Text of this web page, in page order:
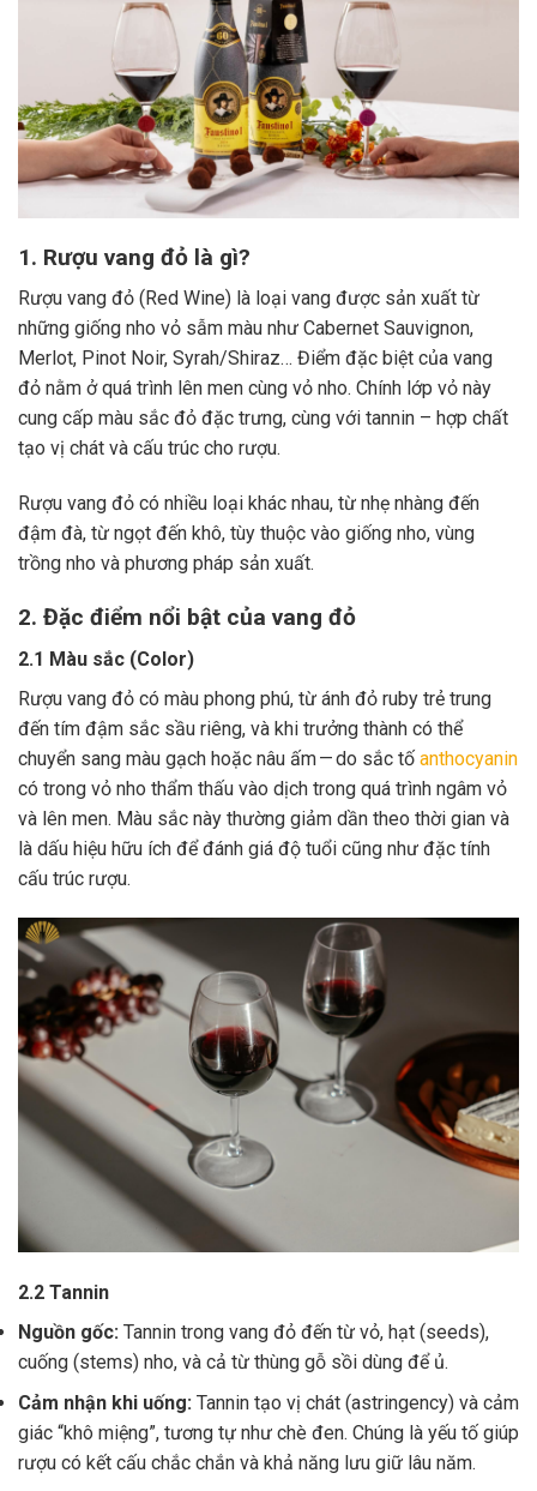
1. Rượu vang đỏ là gì?
Rượu vang đỏ (Red Wine) là loại vang được sản xuất từ
những giống nho vỏ sẫm màu như Cabernet Sauvignon,
Merlot, Pinot Noir, Syrah/Shiraz… Điểm đặc biệt của vang
đỏ nằm ở quá trình lên men cùng vỏ nho. Chính lớp vỏ này
cung cấp màu sắc đỏ đặc trưng, cùng với tannin – hợp chất
tạo vị chát và cấu trúc cho rượu.
Rượu vang đỏ có nhiều loại khác nhau, từ nhẹ nhàng đến
đậm đà, từ ngọt đến khô, tùy thuộc vào giống nho, vùng
trồng nho và phương pháp sản xuất.
2. Đặc điểm nổi bật của vang đỏ
2.1 Màu sắc (Color)
Rượu vang đỏ có màu phong phú, từ ánh đỏ ruby trẻ trung
đến tím đậm sắc sầu riêng, và khi trưởng thành có thể
chuyển sang màu gạch hoặc nâu ấm — do sắc tố anthocyanin
có trong vỏ nho thẩm thấu vào dịch trong quá trình ngâm vỏ
và lên men. Màu sắc này thường giảm dần theo thời gian và
là dấu hiệu hữu ích để đánh giá độ tuổi cũng như đặc tính
cấu trúc rượu.
2.2 Tannin
Nguồn gốc: Tannin trong vang đỏ đến từ vỏ, hạt (seeds),
cuống (stems) nho, và cả từ thùng gỗ sồi dùng để ủ.
Cảm nhận khi uống: Tannin tạo vị chát (astringency) và cảm
giác “khô miệng”, tương tự như chè đen. Chúng là yếu tố giúp
rượu có kết cấu chắc chắn và khả năng lưu giữ lâu năm.